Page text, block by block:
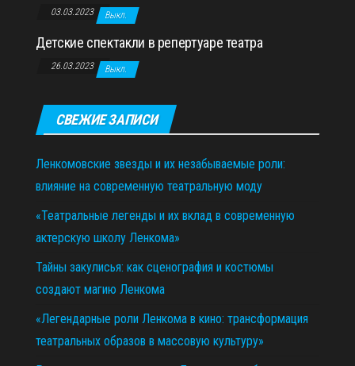
03.03.2023 Выкл.
Детские спектакли в репертуаре театра
26.03.2023 Выкл.
СВЕЖИЕ ЗАПИСИ
Ленкомовские звезды и их незабываемые роли:
влияние на современную театральную моду
«Театральные легенды и их вклад в современную
актерскую школу Ленкома»
Тайны закулисья: как сценография и костюмы
создают магию Ленкома
«Легендарные роли Ленкома в кино: трансформация
театральных образов в массовую культуру»